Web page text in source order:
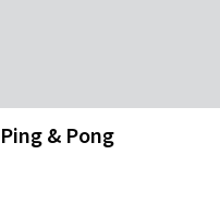
Ping & Pong